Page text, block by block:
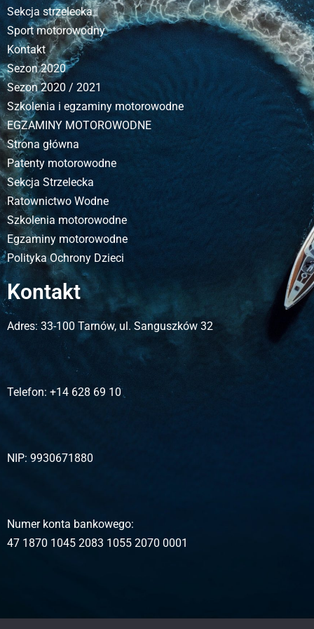
Sekcja strzelecka
Sport motorowodny
Kontakt
Sezon 2020
Sezon 2020 / 2021
Szkolenia i egzaminy motorowodne
EGZAMINY MOTOROWODNE
Strona główna
Patenty motorowodne
Sekcja Strzelecka
Ratownictwo Wodne
Szkolenia motorowodne
Egzaminy motorowodne
Polityka Ochrony Dzieci
Kontakt
Adres:33-100 Tarnów, ul. Sanguszków 32
Telefon: +14 628 69 10
NIP: 9930671880
Numer konta bankowego:
47 1870 1045 2083 1055 2070 0001